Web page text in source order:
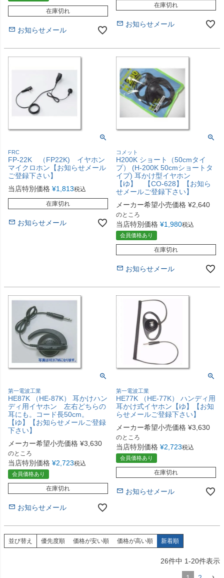
在庫切れ
お知らせメール
在庫切れ
お知らせメール
FRC
FP-22K （FP22K) イヤホン
マイクロホン【お知らせメール
ご登録下さい】
当店特別価格 ¥1,813税込
在庫切れ
お知らせメール
コメット
H200K ショート（50cmタイ
プ） (H-200K 50cmショートタ
イプ) 耳かけ型イヤホン
【ゆ】 【CO-628】【お知ら
せメールご登録下さい】
メーカー希望小売価格 ¥2,640
のところ
当店特別価格 ¥1,980税込
会員価格あり
在庫切れ
お知らせメール
第一電波工業
HE87K （HE-87K） 耳かけハン
ディ用イヤホン 左右どちらの
耳にも。コード長50cm。
【ゆ】【お知らせメールご登録
下さい】
メーカー希望小売価格 ¥3,630
のところ
当店特別価格 ¥2,723税込
会員価格あり
在庫切れ
お知らせメール
第一電波工業
HE77K （HE-77K） ハンディ用
耳かけ式イヤホン【ゆ】【お知
らせメールご登録下さい】
メーカー希望小売価格 ¥3,630
のところ
当店特別価格 ¥2,723税込
会員価格あり
在庫切れ
お知らせメール
並び替え 優先度順 価格が安い順 価格が高い順 新着順
26件中 1-20件表示